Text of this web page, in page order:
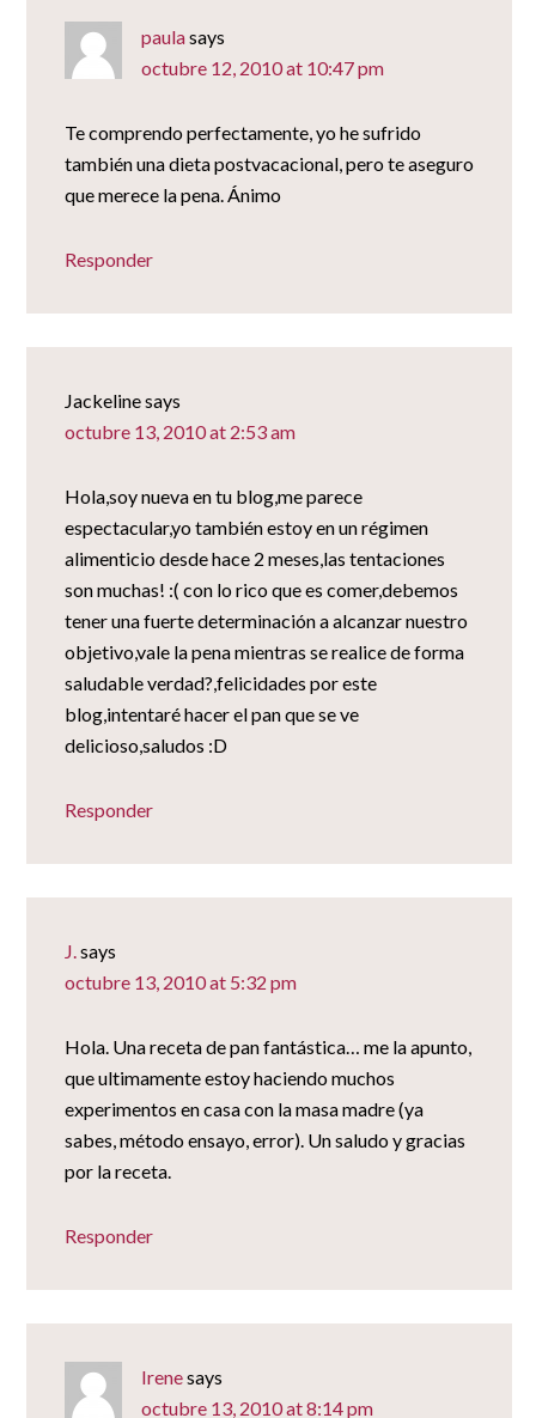
paulasays
octubre 12, 2010 at 10:47 pm
Te comprendo perfectamente, yo he sufrido
también una dieta postvacacional, pero te aseguro
que merece la pena. Ánimo
Responder
Jackelinesays
octubre 13, 2010 at 2:53 am
Hola,soy nueva en tu blog,me parece
espectacular,yo también estoy en un régimen
alimenticio desde hace 2 meses,las tentaciones
son muchas! :( con lo rico que es comer,debemos
tener una fuerte determinación a alcanzar nuestro
objetivo,vale la pena mientras se realice de forma
saludable verdad?,felicidades por este
blog,intentaré hacer el pan que se ve
delicioso,saludos :D
Responder
J. says
octubre 13, 2010 at 5:32 pm
Hola. Una receta de pan fantástica… me la apunto,
que ultimamente estoy haciendo muchos
experimentos en casa con la masa madre (ya
sabes, método ensayo, error). Un saludo y gracias
por la receta.
Responder
Irenesays
octubre 13, 2010 at 8:14 pm